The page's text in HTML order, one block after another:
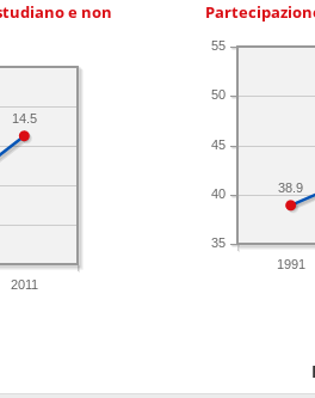
e non
2011
14.5
1991
35
40
45
50
55
38.9